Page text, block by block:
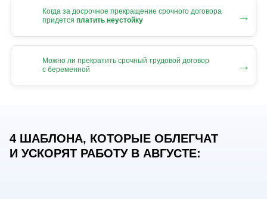
Когда за досрочное прекращение срочного договора
придется платить неустойку →
Можно ли прекратить срочный трудовой договор
с беременной
→
4 ШАБЛОНА, КОТОРЫЕ ОБЛЕГЧАТ
И УСКОРЯТ РАБОТУ В АВГУСТЕ: